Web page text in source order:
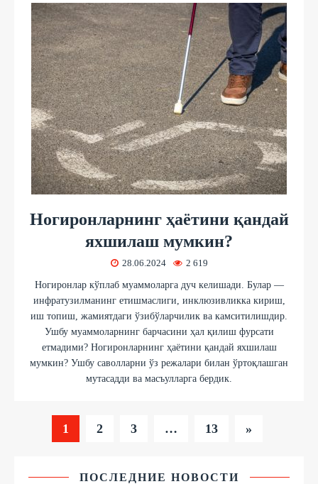
Ногиронларнинг ҳаётини қандай
яхшилаш мумкин?
28.06.2024 2 619
Ногиронлар кўплаб муаммоларга дуч келишади. Булар —
инфратузилманинг етишмаслиги, инклюзивликка кириш,
иш топиш, жамиятдаги ўзибўларчилик ва камситилишдир.
Ушбу муаммоларнинг барчасини ҳал қилиш фурсати
етмадими? Ногиронларнинг ҳаётини қандай яхшилаш
мумкин? Ушбу саволларни ўз режалари билан ўртоқлашган
мутасадди ва масъулларга бердик.
1 2 3 … 13 »
ПОСЛЕДНИЕ НОВОСТИ